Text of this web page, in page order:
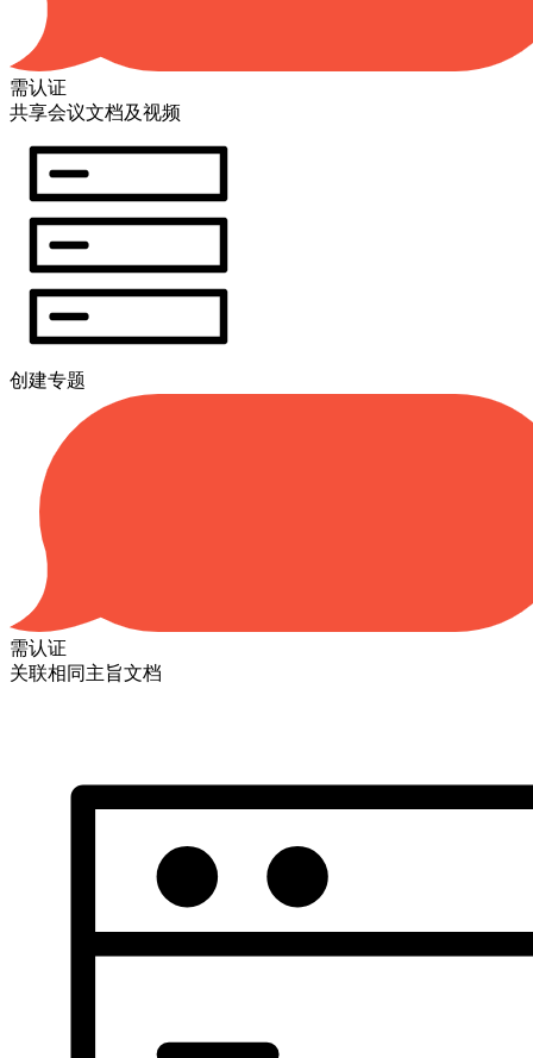
需认证
共享会议文档及视频
创建专题
需认证
关联相同主旨文档